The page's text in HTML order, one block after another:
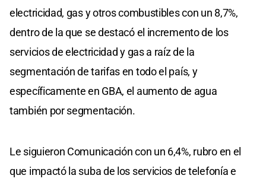
electricidad, gas y otros combustibles con un 8,7%,
dentro de la que se destacó el incremento de los
servicios de electricidad y gas a raíz de la
segmentación de tarifas en todo el país, y
específicamente en GBA, el aumento de agua
también por segmentación.
Le siguieron Comunicación con un 6,4%, rubro en el
que impactó la suba de los servicios de telefonía e